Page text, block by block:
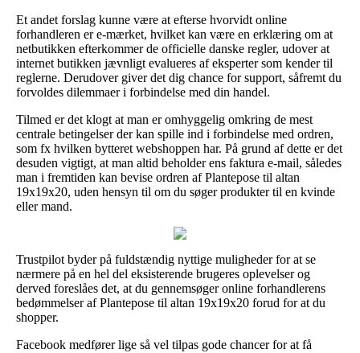
Et andet forslag kunne være at efterse hvorvidt online
forhandleren er e-mærket, hvilket kan være en erklæring om at
netbutikken efterkommer de officielle danske regler, udover at
internet butikken jævnligt evalueres af eksperter som kender til
reglerne. Derudover giver det dig chance for support, såfremt du
forvoldes dilemmaer i forbindelse med din handel.
Tilmed er det klogt at man er omhyggelig omkring de mest
centrale betingelser der kan spille ind i forbindelse med ordren,
som fx hvilken bytteret webshoppen har. På grund af dette er det
desuden vigtigt, at man altid beholder ens faktura e-mail, således
man i fremtiden kan bevise ordren af Plantepose til altan
19x19x20, uden hensyn til om du søger produkter til en kvinde
eller mand.
Trustpilot byder på fuldstændig nyttige muligheder for at se
nærmere på en hel del eksisterende brugeres oplevelser og
derved foreslåes det, at du gennemsøger online forhandlerens
bedømmelser af Plantepose til altan 19x19x20 forud for at du
shopper.
Facebook medfører lige så vel tilpas gode chancer for at få